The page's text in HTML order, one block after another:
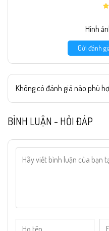
Hình
Gửi đánh
Không có đánh giá nào phù
BÌNH LUẬN - HỎI ĐÁP